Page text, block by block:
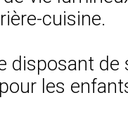
cuisine.
disposant
les